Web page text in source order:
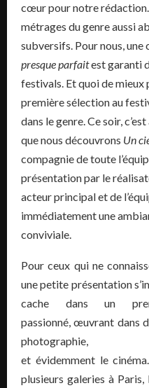
cœur pour notre
métrages du genre aussi
subversifs. Pour nous, une
presque parfaitest garanti
festivals. Et quoi de mieux
première sélection au
dans le genre. Ce soir,
que nous découvrons Un
compagnie de toute
présentation par le
acteur principal et de
immédiatement une
conviviale.
Pour ceux qui ne
une petite présentation
cache dans un
passionné, œuvrant dans
et évidemment le
plusieurs galeries à